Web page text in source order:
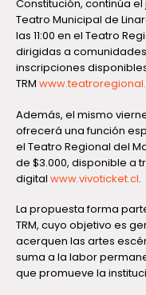
Constitución, continúa el
Teatro Municipal de
las 11:00 en el Teatro
dirigidas a
inscripciones
TRM
Además, el mismo
ofrecerá una función
el Teatro Regional del
de $3.000, disponible a
digital www.vivoticket.cl.
La propuesta forma
TRM, cuyo objetivo es
acerquen las artes
suma a la labor
que promueve la